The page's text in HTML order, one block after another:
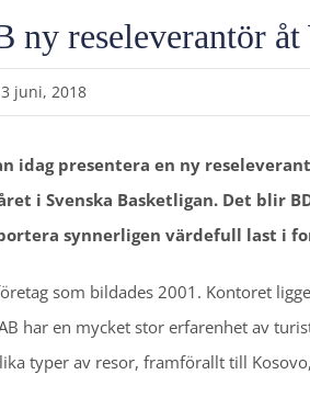
ny reseleverantör
juni, 2018
idag presentera en ny
i Svenska Basketligan. Det blir
synnerligen värdefull last i
som bildades 2001. Kontoret
har en mycket stor erfarenhet av
typer av resor, framförallt till